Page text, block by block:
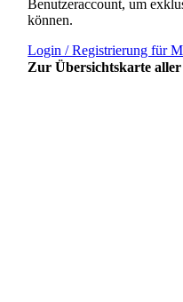
Benutzeraccount, um
können.
Login / Registrierung für
Zur Übersichtskarte